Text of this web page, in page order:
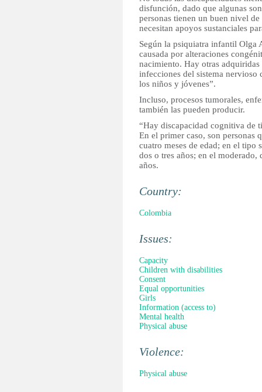
disfunción, dado que algunas
personas tienen un buen nivel
necesitan apoyos sustanciales
Según la psiquiatra infantil Olga
causada por alteraciones
nacimiento. Hay otras
infecciones del sistema nervioso
los niños y jóvenes”.
Incluso, procesos tumorales,
también las pueden producir.
“Hay discapacidad cognitiva de
En el primer caso, son personas
cuatro meses de edad; en el tipo
dos o tres años; en el
años.
Country:
Colombia
Issues:
Capacity
Children with disabilities
Consent
Equal opportunities
Girls
Information (access to)
Mental health
Physical abuse
Violence:
Physical abuse